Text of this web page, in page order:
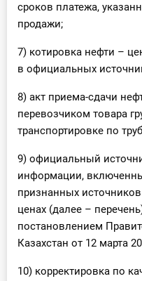
сроков платежа,
продажи;
7) котировка нефти –
в официальных
8) акт приема-сдачи
перевозчиком товара
транспортировке по
9) официальный
информации,
признанных
ценах (далее –
постановлением
Казахстан от 12 марта
10) корректировка по